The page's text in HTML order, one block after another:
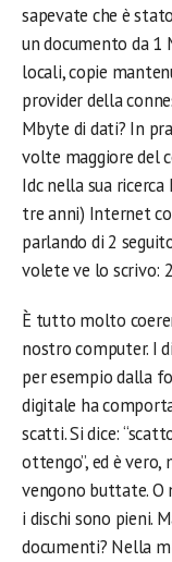
sapevate che è
un documento da 1
locali, copie
provider della
Mbyte di dati? In
volte maggiore del
Idc nella sua
tre anni) Internet
parlando di 2
volete ve lo scrivo:
È tutto molto
nostro computer. I
per esempio dalla
digitale ha
scatti. Si dice:
ottengo”, ed è
vengono buttate. O
i dischi sono pieni.
documenti? Nella